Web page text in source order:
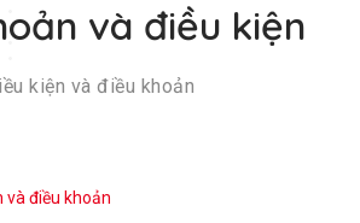
và điều kiện
kiện và điều khoản
và điều khoản